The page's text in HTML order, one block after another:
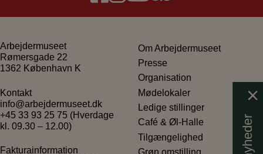
Arbejdermuseet
Rømersgade 22
1362 København K
Kontakt
info@arbejdermuseet.dk
+45 33 93 25 75 (Hverdage
kl. 09.30 – 12.00)
Fakturainformation
Om Arbejdermuseet
Presse
Organisation
Mødelokaler
Ledige stillinger
Café & Øl-Halle
Tilgængelighed